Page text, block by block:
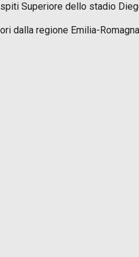
Superiore dello stadio
dalla regione Emilia-